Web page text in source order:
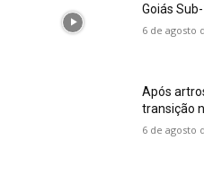
Goiás
6 de agosto
Após
transição
6 de agosto